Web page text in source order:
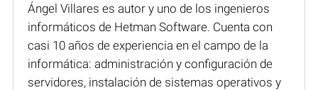
Ángel Villares es autor y uno de los ingenieros
informáticos de Hetman Software. Cuenta con
casi 10 años de experiencia en el campo de la
informática: administración y configuración de
servidores, instalación de sistemas operativos y